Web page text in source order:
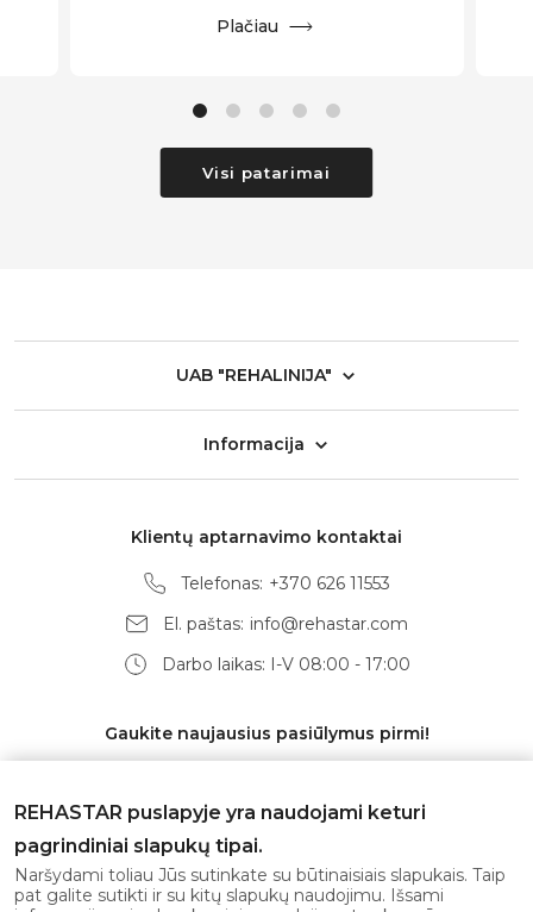
Visi patarimai
Plačiau
UAB "REHALINIJA"
Informacija
Klientų aptarnavimo kontaktai
Telefonas: +370 626 11553
El. paštas: info@rehastar.com
Darbo laikas: I-V 08:00 - 17:00
Gaukite naujausius pasiūlymus pirmi!
Prenumeruoti
REHASTAR puslapyje yra naudojami keturi
pagrindiniai slapukų tipai.
Naršydami toliau Jūs sutinkate su būtinaisiais slapukais. Taip
pat galite sutikti ir su kitų slapukų naudojimu. Išsami